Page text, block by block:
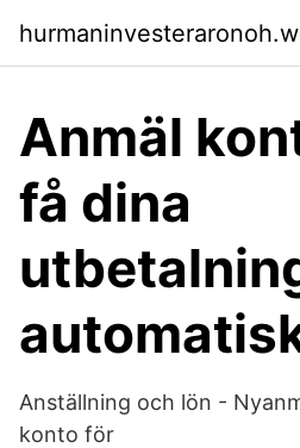
Anmäl
få dina
Anställning och lön -
konto för